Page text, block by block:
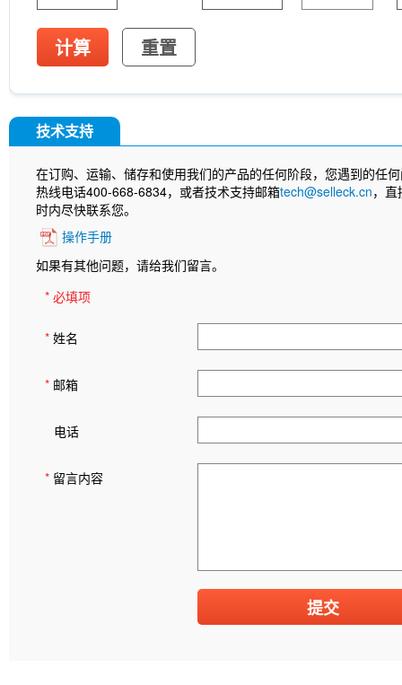
计算 重置
技术支持
在订购、运输、储存和使用我们的产品的任何阶段，您遇到的任
热线电话400-668-6834，或者技术支持邮箱tech@selleck.cn，
时内尽快联系您。
操作手册
如果有其他问题，请给我们留言。
* 必填项
* 姓名
* 邮箱
电话
* 留言内容